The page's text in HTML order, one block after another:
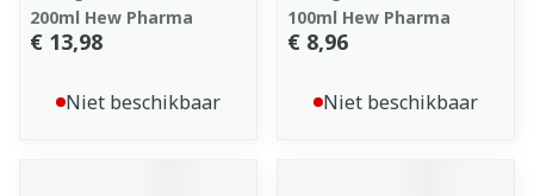
200ml Hew Pharma
€ 13,98
Niet beschikbaar
100ml Hew Pharma
€ 8,96
Niet beschikbaar